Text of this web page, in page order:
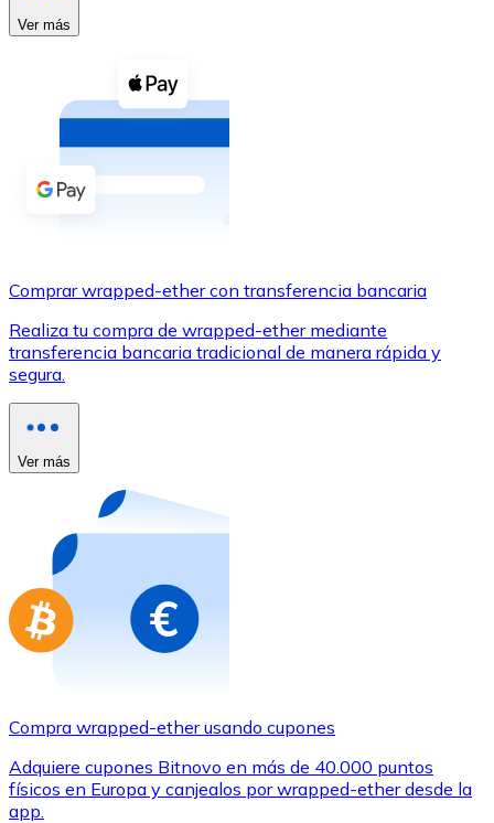
Ver todo
Compra criptomonedas con efectivo en tu tienda más
Comprar con efectivo
Transferencia SEPA
Utiliza tarjetas Visa y Mastercard para comprar
Comprar con tarjeta
Tienda - Tarjetas regalo
Nuevo
Compra tarjetas regalo de tus marcas favoritas con
Ir a la tienda de tarjetas regalo
Ver más
Comprar wrapped-ether con transferencia bancaria
Realiza tu compra de wrapped-ether mediante
transferencia bancaria tradicional de manera rápida y
segura.
Ver más
Compra wrapped-ether usando cupones
Adquiere cupones Bitnovo en más de 40.000 puntos
físicos en Europa y canjealos por wrapped-ether desde la
app.